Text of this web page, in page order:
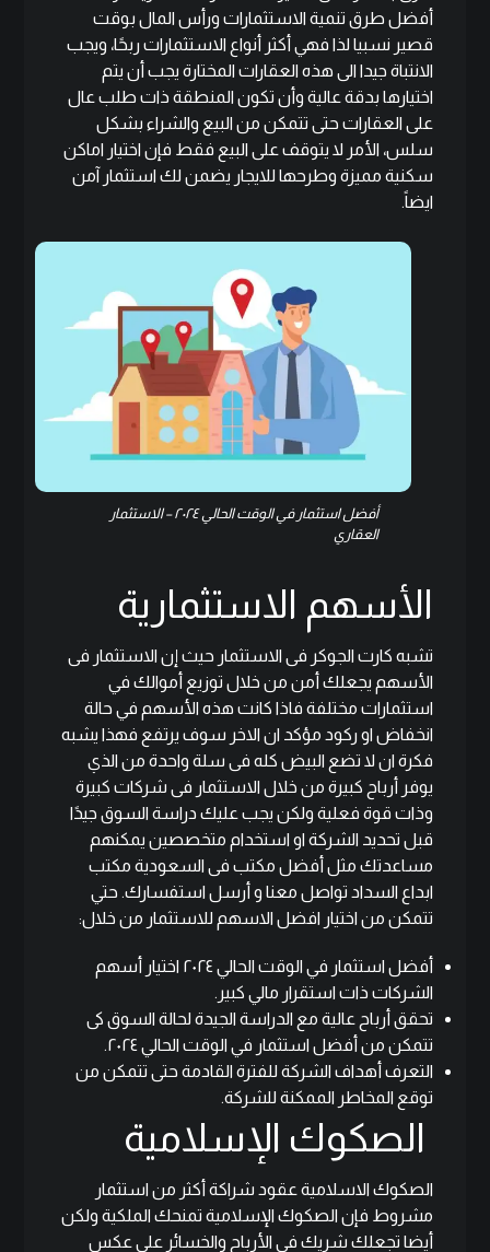
أفضل طرق تنمية الاستثمارات ورأس المال بوقت
قصير نسبيا لذا فهي أكثر أنواع الاستثمارات ربحًا، ويجب
الانتباة جيدا الى هذه العقارات المختارة يجب أن يتم
اختيارها بدقة عالية وأن تكون المنطقة ذات طلب عال
على العقارات حتى تتمكن من البيع والشراء بشكل
سلس، الأمر لا يتوقف على البيع فقط فإن اختيار اماكن
سكنية مميزة وطرحها للايجار يضمن لك استثمار آمن
ايضاً.
أفضل استثمار في الوقت الحالي ٢٠٢٤ – الاستثمار
العقاري
الأسهم الاستثمارية
تشبه كارت الجوكر فى الاستثمار حيث إن الاستثمار فى
الأسهم يجعلك أمن من خلال توزيع أموالك في
استثمارات مختلفة فاذا كانت هذه الأسهم في حالة
انخفاض او ركود مؤكد ان الاخر سوف يرتفع فهذا يشبه
فكرة ان لا تضع البيض كله فى سلة واحدة من الذي
يوفر أرباح كبيرة من خلال الاستثمار فى شركات كبيرة
وذات قوة فعلية ولكن يجب عليك دراسة السوق جيدًا
قبل تحديد الشركة او استخدام متخصصين يمكنهم
مساعدتك مثل أفضل مكتب فى السعودية مكتب
ابداع السداد تواصل معنا و أرسل استفسارك. حتي
تتمكن من اختيار افضل الاسهم للاستثمار من خلال:
أفضل استثمار في الوقت الحالي ٢٠٢٤ اختيار أسهم
الشركات ذات استقرار مالي كبير.
تحقق أرباح عالية مع الدراسة الجيدة لحالة السوق كى
تتمكن من أفضل استثمار في الوقت الحالي ٢٠٢٤.
التعرف أهداف الشركة للفترة القادمة حتى تتمكن من
توقع المخاطر الممكنة للشركة.
الصكوك الإسلامية
الصكوك الاسلامية عقود شراكة أكثر من استثمار
مشروط فإن الصكوك الإسلامية تمنحك الملكية ولكن
أيضا تجعلك شريك فى الأرباح والخسائر على عكس